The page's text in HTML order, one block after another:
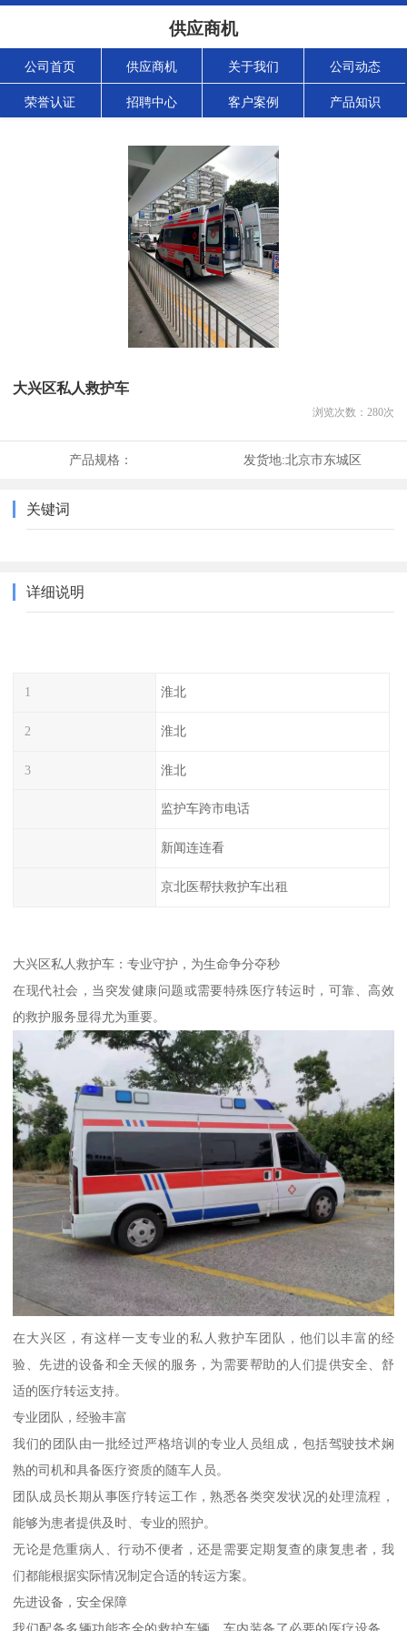
供应商机
公司首页 供应商机 关于我们 公司动态
荣誉认证 招聘中心 客户案例 产品知识
大兴区私人救护车
浏览次数： 280次
产品规格： 发货地:北京市东城区
关键词
详细说明
1 淮北
2 淮北
3 淮北
监护车跨市电话
新闻连连看
京北医帮扶救护车出租
大兴区私人救护车：专业守护，为生命争分夺秒
在现代社会，当突发健康问题或需要特殊医疗转运时，可靠、高效
的救护服务显得尤为重要。
在大兴区，有这样一支专业的私人救护车团队，他们以丰富的经
验、先进的设备和全天候的服务，为需要帮助的人们提供安全、舒
适的医疗转运支持。
专业团队，经验丰富
我们的团队由一批经过严格培训的专业人员组成，包括驾驶技术娴
熟的司机和具备医疗资质的随车人员。
团队成员长期从事医疗转运工作，熟悉各类突发状况的处理流程，
能够为患者提供及时、专业的照护。
无论是危重病人、行动不便者，还是需要定期复查的康复患者，我
们都能根据实际情况制定合适的转运方案。
先进设备，安全保障